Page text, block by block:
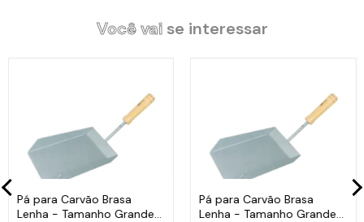
Comprimento : 64cm.
Itens Inclusos:
Você vaise interessar
Pá para Carvão Brasa
Lenha - Tamanho Grande
Pá para Carvão Brasa
Lenha - Tamanho Grande